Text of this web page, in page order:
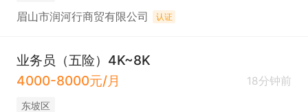
眉山市润河行商贸有限公司 认证
业务员（五险）4K~8K
4000-8000元/月
18分钟前
东坡区